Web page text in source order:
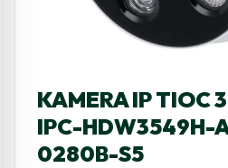
KAMERA IP TIOC
IPC-HDW3549H-
0280B-S5